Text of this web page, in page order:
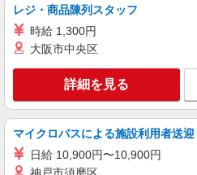
間あり 6ヶ月 月
【試用期間】月
■ワイモバイル
葉県佐倉市西ユ
派遣社員
株式会社日本パーソナルビジネス 首
≪携帯販売｜家
ー≫
レジ・商品陳列スタッフ
時給 1,300円
大阪市中央区
詳細を見る
マイクロバスによる施設利用者送
日給 10,900円〜10,900円